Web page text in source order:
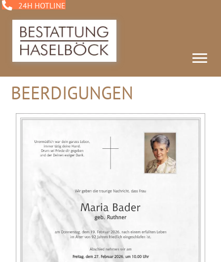
24H HOTLINE
BEERDIGUNGEN